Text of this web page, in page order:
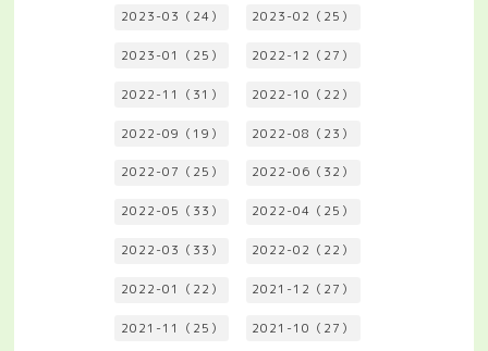
2023-03（24） 2023-02（25）
2023-01（25） 2022-12（27）
2022-11（31） 2022-10（22）
2022-09（19） 2022-08（23）
2022-07（25） 2022-06（32）
2022-05（33） 2022-04（25）
2022-03（33） 2022-02（22）
2022-01（22） 2021-12（27）
2021-11（25） 2021-10（27）